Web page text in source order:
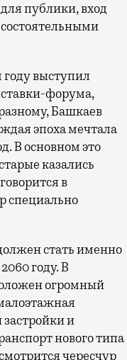
публики, вход
выступил
форума,
Башкаев
эпоха мечтала
В основном это
казались
в
специально
стать именно
году. В
огромный
и
нового типа
чересчур